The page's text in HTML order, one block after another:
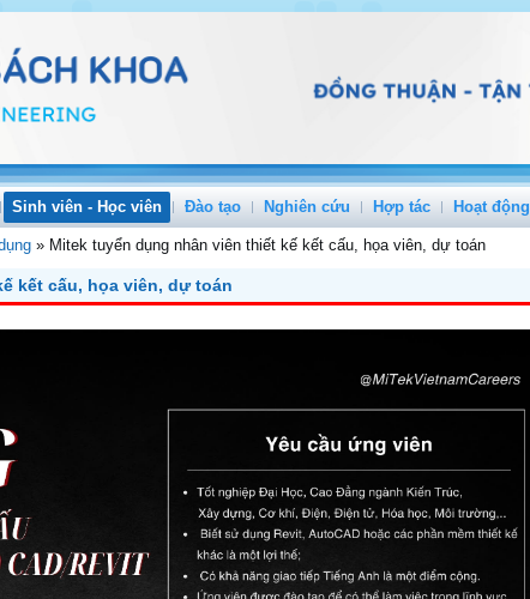
Sinh viên - Học viên Đào tạo Nghiên cứu Hợp tác Hoạt động
» Mitek tuyển dụng nhân viên thiết kế kết cấu, họa viên, dự toán
kết cấu, họa viên, dự toán